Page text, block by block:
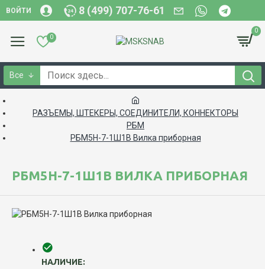
ВОЙТИ 8 (499) 707-76-61
0
0
Все
РАЗЪЕМЫ, ШТЕКЕРЫ, СОЕДИНИТЕЛИ, КОННЕКТОРЫ
РБМ
РБМ5Н-7-1Ш1В Вилка приборная
РБМ5Н-7-1Ш1В ВИЛКА ПРИБОРНАЯ
НАЛИЧИЕ: